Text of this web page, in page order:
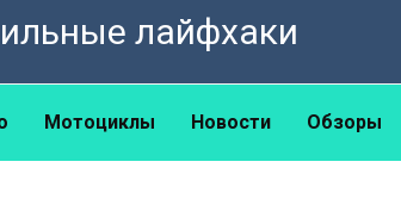
лайфхаки
Мотоциклы Новости Обзоры